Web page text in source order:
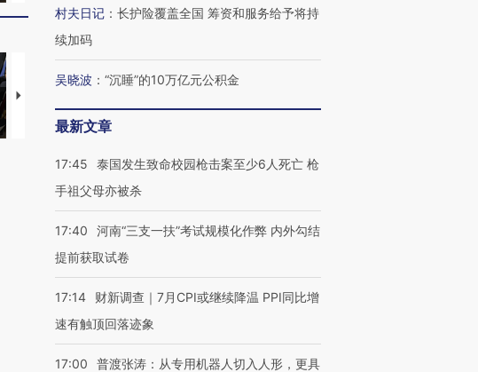
视线｜全球最热百城独占
97个 印度如何熬过48°C
38岁梅西上演帽子戏法
围棋失利的邓煜 两位菲尔
村夫日记 ： 长护险覆盖全国 筹资和服务给予将持
续加码
吴晓波 ： “沉睡”的10万亿元公积金
最新文章
17:45
泰国发生致命校园枪击案至少6人死亡 枪
手祖父母亦被杀
17:40
河南“三支一扶”考试规模化作弊 内外勾结
提前获取试卷
17:14
财新调查｜7月CPI或继续降温 PPI同比增
速有触顶回落迹象
17:00
普渡张涛：从专用机器人切入人形，更具